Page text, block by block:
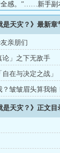
感。”……新手副
不该信那家伙
魔+太空死灵+
哇叫！...
是天灾？》最新章
亲朋们
论」之下无敌手
在与决定之战」
皱皱眉头算我输
是天灾？》正文目